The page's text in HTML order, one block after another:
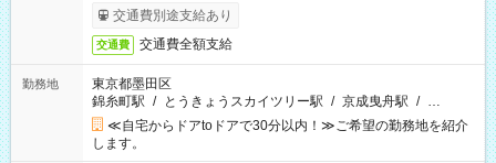
交通費別途支給あり
交通費 交通費全額支給
勤務地
東京都墨田区
錦糸町駅 / とうきょうスカイツリー駅 / 京成曳舟駅 / …
≪自宅からドアtoドアで30分以内！≫ご希望の勤務地を紹介
します。